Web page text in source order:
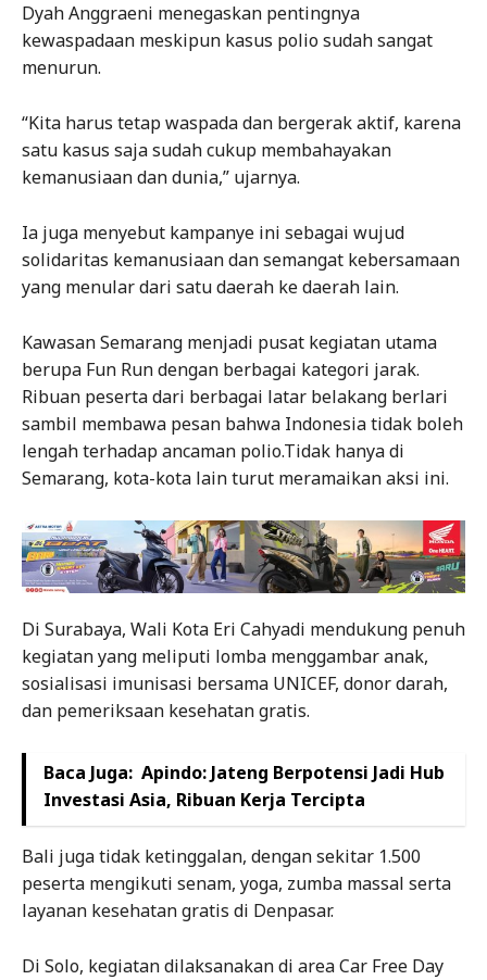
Dyah Anggraeni menegaskan pentingnya
kewaspadaan meskipun kasus polio sudah sangat
menurun.
“Kita harus tetap waspada dan bergerak aktif, karena
satu kasus saja sudah cukup membahayakan
kemanusiaan dan dunia,” ujarnya.
Ia juga menyebut kampanye ini sebagai wujud
solidaritas kemanusiaan dan semangat kebersamaan
yang menular dari satu daerah ke daerah lain.
Kawasan Semarang menjadi pusat kegiatan utama
berupa Fun Run dengan berbagai kategori jarak.
Ribuan peserta dari berbagai latar belakang berlari
sambil membawa pesan bahwa Indonesia tidak boleh
lengah terhadap ancaman polio.Tidak hanya di
Semarang, kota-kota lain turut meramaikan aksi ini.
Di Surabaya, Wali Kota Eri Cahyadi mendukung penuh
kegiatan yang meliputi lomba menggambar anak,
sosialisasi imunisasi bersama UNICEF, donor darah,
dan pemeriksaan kesehatan gratis.
Baca Juga: Apindo: Jateng Berpotensi Jadi Hub
Investasi Asia, Ribuan Kerja Tercipta
Bali juga tidak ketinggalan, dengan sekitar 1.500
peserta mengikuti senam, yoga, zumba massal serta
layanan kesehatan gratis di Denpasar.
Di Solo, kegiatan dilaksanakan di area Car Free Day